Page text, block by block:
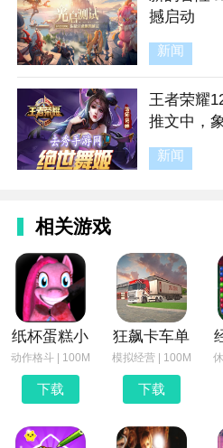
撼启动
新闻
王者荣耀
推文中，
奖杯是
新闻
相关游戏
纸杯蛋糕小
动作格斗 | 100M
下载
狂飙卡车单
模拟经营 | 100M
下载